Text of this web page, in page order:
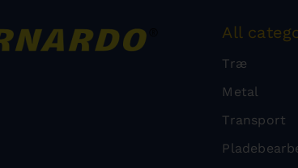
All
Træ
Metal
Transport